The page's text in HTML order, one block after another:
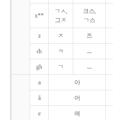
x**
ㄱㅅ,
그ㅈ
크스,
ㄱ스
z ㅈ 즈
ch ㅋ ㅡ
gh ㄱ ㅡ
a 아
ǎ 어
e 에